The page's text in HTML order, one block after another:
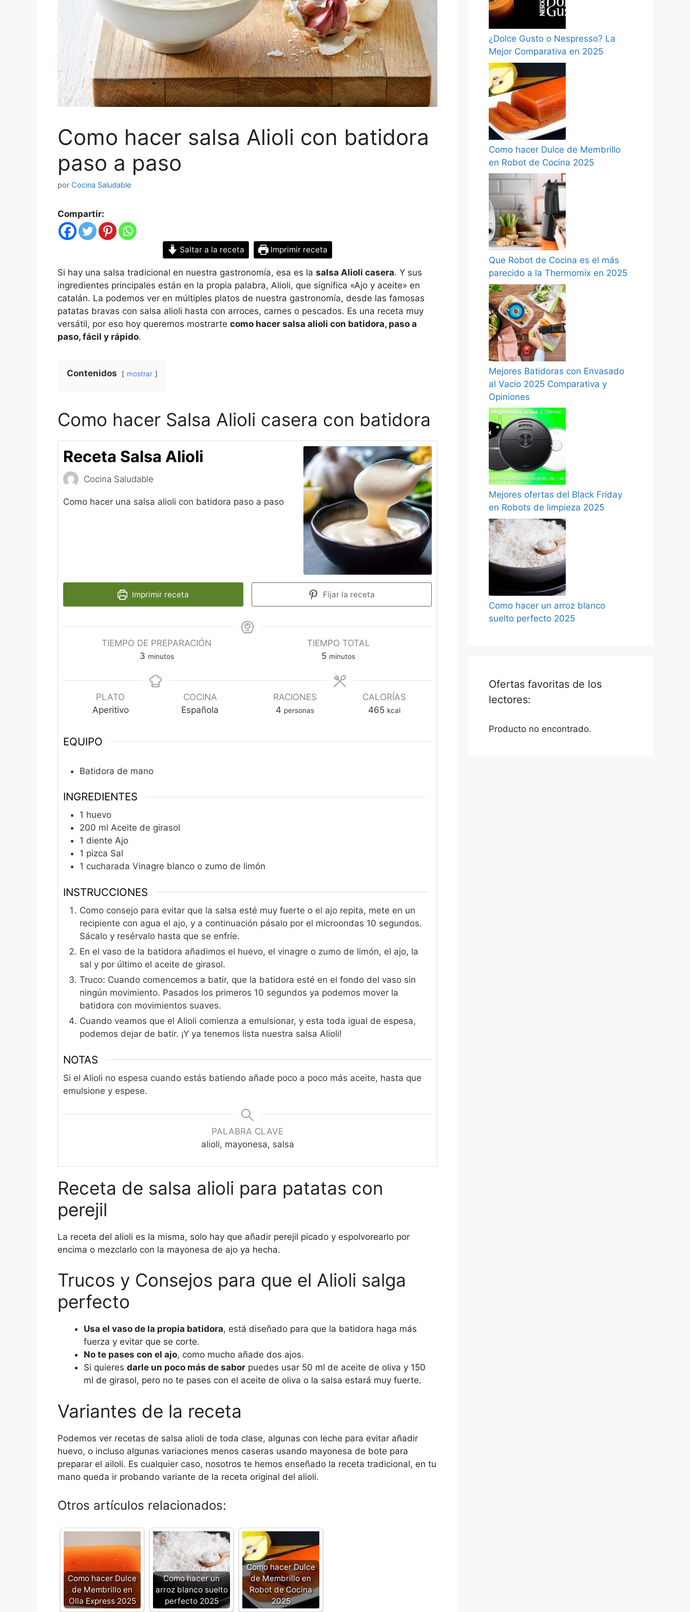
Como hacer salsa Alioli con batidora
paso a paso
por Cocina Saludable
Compartir:
Saltar a la receta Imprimir receta
Si hay una salsa tradicional en nuestra gastronomía, esa es la salsa Alioli casera. Y sus
ingredientes principales están en la propia palabra, Alioli, que significa «Ajo y aceite» en
catalán. La podemos ver en múltiples platos de nuestra gastronomía, desde las famosas
patatas bravas con salsa alioli hasta con arroces, carnes o pescados. Es una receta muy
versátil, por eso hoy queremos mostrarte como hacer salsa alioli con batidora, paso a
paso, fácil y rápido.
Contenidos mostrar
Como hacer Salsa Alioli casera con batidora
Receta Salsa Alioli
Cocina Saludable
Como hacer una salsa alioli con batidora paso a paso
Imprimir receta Fijar la receta
TIEMPO DE PREPARACIÓN
3minutos
minutos
TIEMPO TOTAL
5minutos
minutos
PLATO
Aperitivo
COCINA
Española
RACIONES
4 personas
CALORÍAS
465 kcal
EQUIPO
Batidora de mano
INGREDIENTES
1 huevo
200 ml Aceite de girasol
1 diente Ajo
1 pizca Sal
1 cucharada Vinagre blanco o zumo de limón
INSTRUCCIONES
Como consejo para evitar que la salsa esté muy fuerte o el ajo repita, mete en un
recipiente con agua el ajo, y a continuación pásalo por el microondas 10 segundos.
Sácalo y resérvalo hasta que se enfríe.
En el vaso de la batidora añadimos el huevo, el vinagre o zumo de limón, el ajo, la
sal y por último el aceite de girasol.
Truco: Cuando comencemos a batir, que la batidora esté en el fondo del vaso sin
ningún movimiento. Pasados los primeros 10 segundos ya podemos mover la
batidora con movimientos suaves.
Cuando veamos que el Alioli comienza a emulsionar, y esta toda igual de espesa,
podemos dejar de batir. ¡Y ya tenemos lista nuestra salsa Alioli!
NOTAS
Si el Alioli no espesa cuando estás batiendo añade poco a poco más aceite, hasta que
emulsione y espese.
PALABRA CLAVE
alioli, mayonesa, salsa
Receta de salsa alioli para patatas con
perejil
La receta del alioli es la misma, solo hay que añadir perejil picado y espolvorearlo por
encima o mezclarlo con la mayonesa de ajo ya hecha.
Trucos y Consejos para que el Alioli salga
perfecto
Usa el vaso de la propia batidora, está diseñado para que la batidora haga más
fuerza y evitar que se corte.
No te pases con el ajo, como mucho añade dos ajos.
Si quieres darle un poco más de sabor puedes usar 50 ml de aceite de oliva y 150
ml de girasol, pero no te pases con el aceite de oliva o la salsa estará muy fuerte.
Variantes de la receta
Podemos ver recetas de salsa alioli de toda clase, algunas con leche para evitar añadir
huevo, o incluso algunas variaciones menos caseras usando mayonesa de bote para
preparar el ailoli. Es cualquier caso, nosotros te hemos enseñado la receta tradicional, en tu
mano queda ir probando variante de la receta original del alioli.
Otros artículos relacionados:
Como hacer Dulce
de Membrillo en
Olla Express 2025
Como hacer un
arroz blanco suelto
perfecto 2025
Como hacer Dulce
de Membrillo en
Robot de Cocina
2025
¿Dolce Gusto o Nespresso? La
Mejor Comparativa en 2025
Como hacer Dulce de Membrillo
en Robot de Cocina 2025
Que Robot de Cocina es el más
parecido a la Thermomix en 2025
Mejores Batidoras con Envasado
al Vacío 2025 Comparativa y
Opiniones
Mejores ofertas del Black Friday
en Robots de limpieza 2025
Como hacer un arroz blanco
suelto perfecto 2025
Ofertas favoritas de los
lectores:
Producto no encontrado.